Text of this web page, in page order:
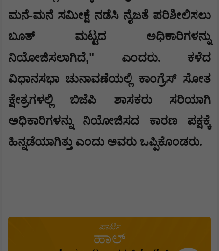
ಮನೆ-ಮನೆ ಸಮೀಕ್ಷೆ ನಡೆಸಿ ನೈಜತೆ ಪರಿಶೀಲಿಸಲು
ಬೂತ್ ಮಟ್ಟದ ಅಧಿಕಾರಿಗಳನ್ನು
ನಿಯೋಜಿಸಲಾಗಿದೆ," ಎಂದರು. ಕಳೆದ
ವಿಧಾನಸಭಾ ಚುನಾವಣೆಯಲ್ಲಿ ಕಾಂಗ್ರೆಸ್ ಸೋತ
ಕ್ಷೇತ್ರಗಳಲ್ಲಿ ಬಿಜೆಪಿ ಶಾಸಕರು ಸರಿಯಾಗಿ
ಅಧಿಕಾರಿಗಳನ್ನು ನಿಯೋಜಿಸದ ಕಾರಣ ಪಕ್ಷಕ್ಕೆ
ಹಿನ್ನಡೆಯಾಗಿತ್ತು ಎಂದು ಅವರು ಒಪ್ಪಿಕೊಂಡರು.